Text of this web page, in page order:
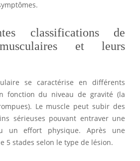
classifications de
et leurs
se caractérise en différents
fonction du niveau de gravité (la
Le muscle peut subir des
sérieuses pouvant entraver une
un effort physique. Après une
5 stades selon le type de lésion.